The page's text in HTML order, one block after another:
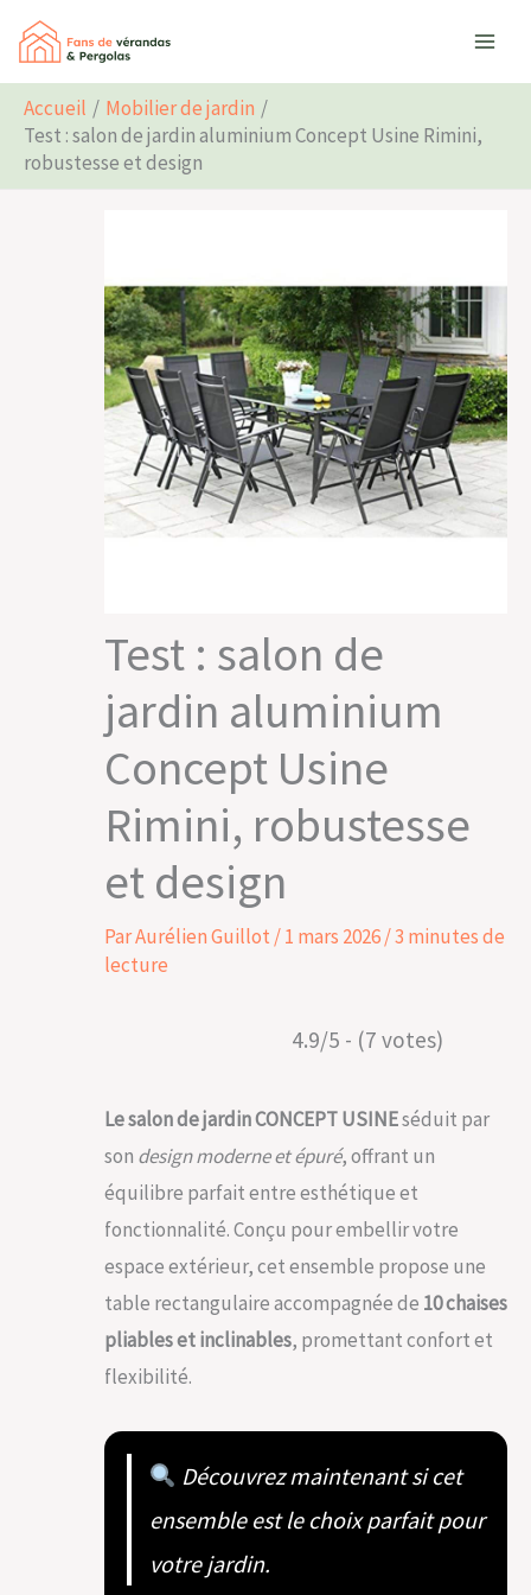
Aller
contenu
Accueil
Mobilier de jardin
Test : salon de jardin aluminium Concept Usine Rimini,
robustesse et design
Test : salon de
jardin aluminium
Concept Usine
Rimini, robustesse
et design
ParAurélien Guillot /1 mars 2026/3 minutes de
lecture
4.9/5 - (7 votes)
Le salon de jardin CONCEPT USINEséduit par
son design moderne et épuré, offrant un
équilibre parfait entre esthétique et
fonctionnalité. Conçu pour embellir votre
espace extérieur, cet ensemble propose une
table rectangulaire accompagnée de 10 chaises
pliables et inclinables, promettant confort et
flexibilité.
Découvrez maintenant si cet
ensemble est le choix parfait pour
votre jardin.
Rechercher